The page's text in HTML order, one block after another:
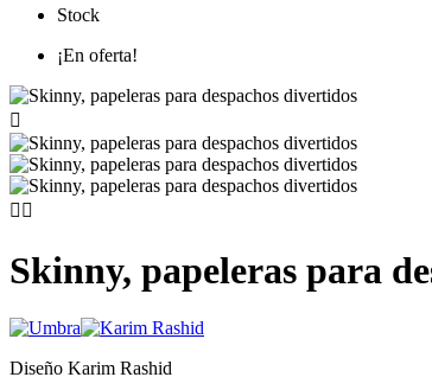
Stock
¡En oferta!

 
Skinny, papeleras para
Diseño Karim Rashid